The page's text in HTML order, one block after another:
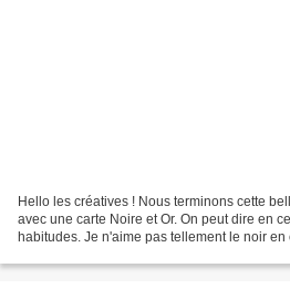
Hello les créatives ! Nous terminons cette
avec une carte Noire et Or. On peut dire en
habitudes. Je n'aime pas tellement le noir en